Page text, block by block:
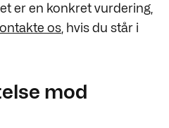
er en konkret vurdering,
os hvis du står i
mod